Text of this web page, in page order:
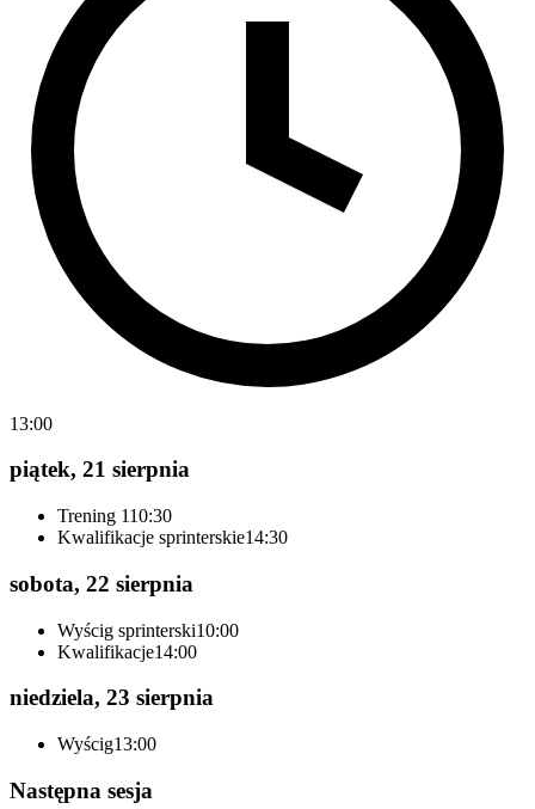
13:00
piątek, 21 sierpnia
Trening 110:30
Kwalifikacje sprinterskie14:30
sobota, 22 sierpnia
Wyścig sprinterski10:00
Kwalifikacje14:00
niedziela, 23 sierpnia
Wyścig13:00
Następna sesja